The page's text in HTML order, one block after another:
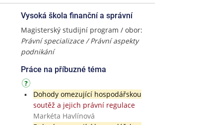
Vysoká škola finanční a správní
Magisterský studijní program / obor:
Právní specializace / Právní aspekty
podnikání
Práce na příbuzné téma
Dohody omezující hospodářskou
soutěž a jejich právní regulace
Markéta Havlínová